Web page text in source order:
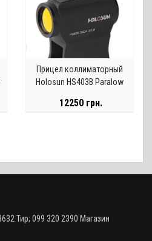
Прицел коллиматорный
Holosun HS403B Paralow
(2 MOA)
12250 грн.
Тир; 099 320 2390 Магазин